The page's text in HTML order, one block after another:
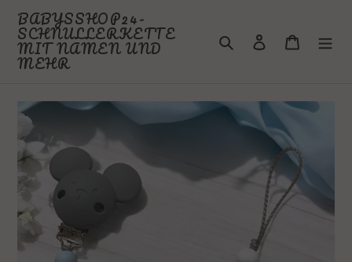
zum
Inhalt
BABYSSHOP24-
SCHNULLERKETTE
MIT NAMEN UND
MEHR
Suchen Einloggen